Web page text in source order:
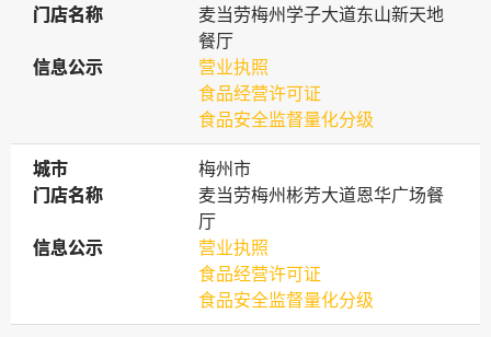
门店名称
门店名称
麦当劳梅州学子大道东山新天地
餐厅
信息公示
信息公示
营业执照
食品经营许可证
食品安全监督量化分级
城市
城市
梅州市
门店名称
门店名称
麦当劳梅州彬芳大道恩华广场餐
厅
信息公示
信息公示
营业执照
食品经营许可证
食品安全监督量化分级